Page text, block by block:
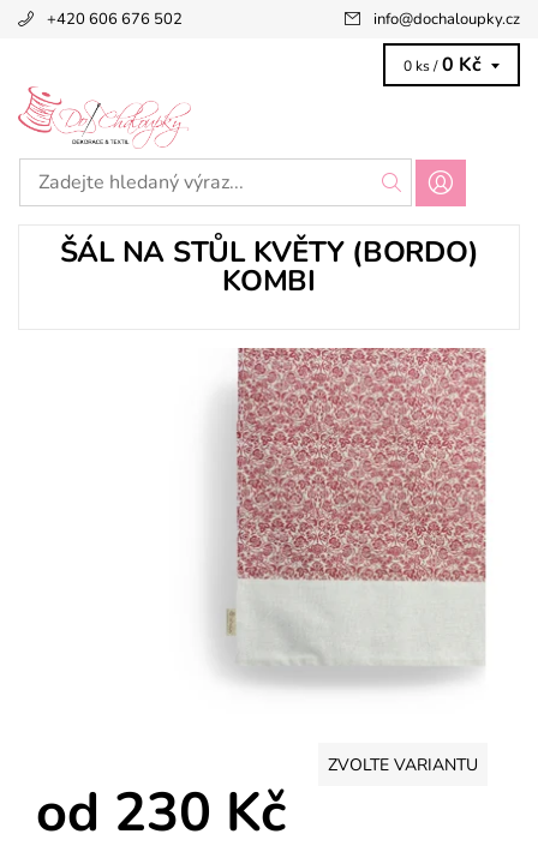
+420 606 676 502 info@dochaloupky.cz
0 ks / 0 Kč
ŠÁL NA STŮL KVĚTY (BORDO)
KOMBI
ZVOLTE VARIANTU
od 230 Kč